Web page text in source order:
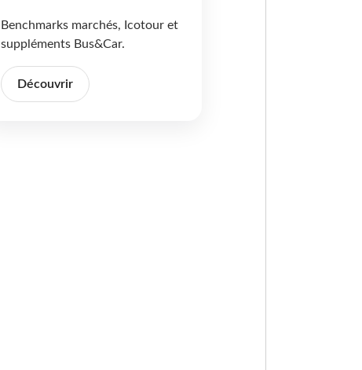
Benchmarks marchés, Icotour et
suppléments Bus&Car.
Découvrir